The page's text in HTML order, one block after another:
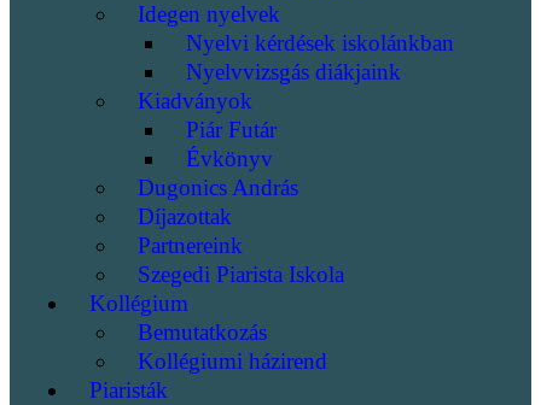
Idegen nyelvek
Nyelvi kérdések iskolánkban
Nyelvvizsgás diákjaink
Kiadványok
Piár Futár
Évkönyv
Dugonics András
Díjazottak
Partnereink
Szegedi Piarista Iskola
Kollégium
Bemutatkozás
Kollégiumi házirend
Piaristák